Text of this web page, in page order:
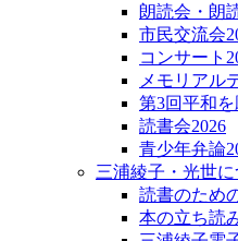
朗読会・朗
市民交流会
コンサート
メモリアル
第3回平和
読書会2026
青少年弁論
三浦綾子・光世に
読書のため
本の立ち読